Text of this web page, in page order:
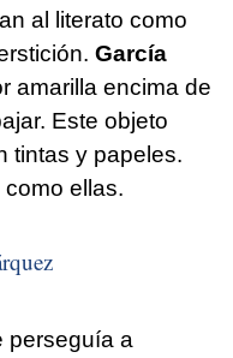
al literato como
García
amarilla encima de
Este objeto
tintas y papeles.
ellas.
perseguía a